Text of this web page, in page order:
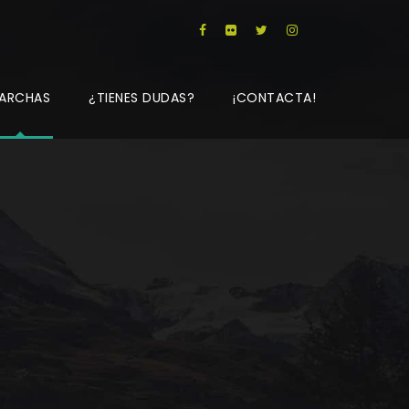
¿TIENES DUDAS? ¡CONTACTA!